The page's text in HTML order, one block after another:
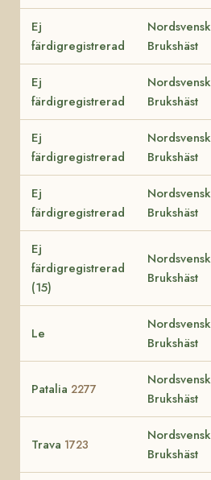
Ej
färdigregistrerad
Nordsvensk
Brukshäst
Ej
färdigregistrerad
Nordsvensk
Brukshäst
Ej
färdigregistrerad
Nordsvensk
Brukshäst
Ej
färdigregistrerad
Nordsvensk
Brukshäst
Ej
färdigregistrerad
(15)
Nordsvensk
Brukshäst
Le
Nordsvensk
Brukshäst
Patalia 2277
Nordsvensk
Brukshäst
Trava 1723
Nordsvensk
Brukshäst